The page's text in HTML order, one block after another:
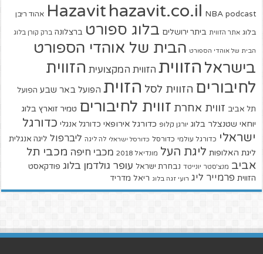
Hazavit hazavit.co.il NBA podcast אהוד ריבן
בלוג אתר הזווית ביתר ירושלים בלוג ספורט ברצלונה ברק קורן בלוג
הבית של אוהדי הספורט הבית של אוהדי הספורט
בישראל הזווית הזווית המקצועית הזווית
לחיבורים הזווית לסל הזוית הפועל באר שבע הפועל
תל אביב זווית אחרת זווית לחיבורים טמיר זוארץ בלוג
יוחאי שטנצלר בלוג יורגן קלופ כדורגל אירופאי כדורגל אנגלי כדורגל
ישראלי כדורגל עולמי כדורסל כדורסל ישראלי לה ליגה ליברפול ליגה אנגלית
ליגת האלופות ליגת העל מונדיאל 2018 מכבי חיפה מכבי תל
אביב מנצ'סטר יונייטד נבחרת ישראל עופר גולדמן בלוג פודקאסט
הזווית פרמייר ליג רועי זגה בלוג ריאל מדריד